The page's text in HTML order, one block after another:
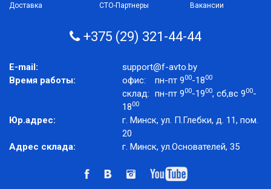
Доставка
СТО-Партнеры
Вакансии
+375 (29) 321-44-44
E-mail:
support@f-avto.by
Время работы:
офис: пн-пт 900-1800
склад: пн-пт 900-1900, сб,вс 900-
1800
Юр.адрес:
г. Минск, ул. П.Глебки, д. 11, пом.
20
Адрес склада:
г. Минск, ул.Основателей, 35